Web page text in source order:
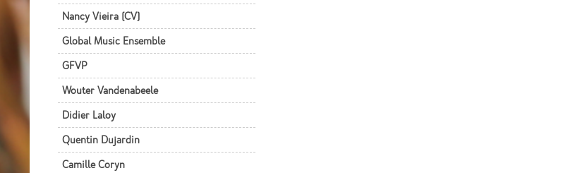
Nancy Vieira (CV)
Global Music Ensemble
GFVP
Wouter Vandenabeele
Didier Laloy
Quentin Dujardin
Camille Coryn